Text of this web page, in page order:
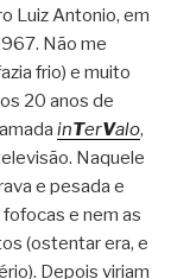
Luiz Antonio, em
Não me
frio) e muito
20 anos de
inTerValo,
Naquele
e pesada e
e nem as
(ostentar era, e
Depois viriam